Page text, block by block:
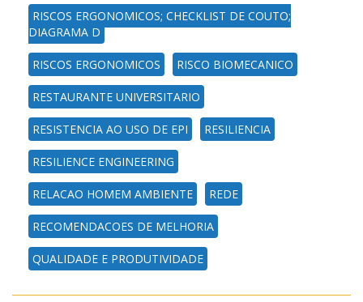
RISCOS ERGONOMICOS; CHECKLIST DE COUTO;
DIAGRAMA D
RISCOS ERGONOMICOS RISCO BIOMECANICO
RESTAURANTE UNIVERSITARIO
RESISTENCIA AO USO DE EPI RESILIENCIA
RESILIENCE ENGINEERING
RELACAO HOMEM AMBIENTE REDE
RECOMENDACOES DE MELHORIA
QUALIDADE E PRODUTIVIDADE